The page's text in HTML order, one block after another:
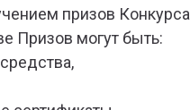
призов
Призов могут быть: